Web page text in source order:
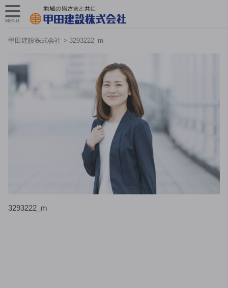
甲田建設株式会社 > 3293222_m
3293222_m
MENU